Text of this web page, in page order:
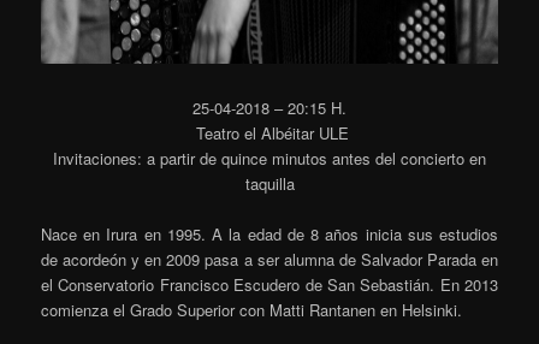
25-04-2018 – 20:15 H.
Teatro el Albéitar ULE
Invitaciones: a partir de quince minutos antes del concierto en
taquilla
Nace en Irura en 1995. A la edad de 8 años inicia sus estudios
de acordeón y en 2009 pasa a ser alumna de Salvador Parada en
el Conservatorio Francisco Escudero de San Sebastián. En 2013
comienza el Grado Superior con Matti Rantanen en Helsinki.